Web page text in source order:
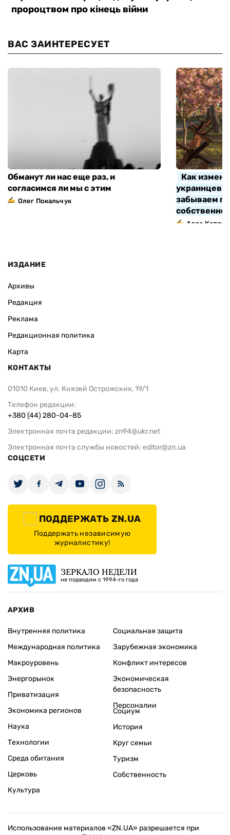
ВАС ЗАИНТЕРЕСУЕТ
Обманут ли нас еще раз, и
согласимся ли мы с этим
Олег Покальчук
Как
украинцев
забываем
Алла Котляр
ИЗДАНИЕ
Архивы
Редакция
Реклама
Редакционная политика
Карта
КОНТАКТЫ
01010 Киев, ул. Князей Острожских, 19/1
Телефон редакции:
+380 (44) 280-04-85
Электронная почта редакции: zn94@ukr.net
Электронная почта службы новостей: editor@zn.ua
СОЦСЕТИ
ПОДДЕРЖАТЬ ZN.UA
Поддержать независимую
журналистику!
ЗЕРКАЛО НЕДЕЛИ
не подводим с 1994-го года
АРХИВ
Внутренняя политика
Международная политика
Макроуровень
Энергорынок
Приватизация
Экономика регионов
Социальная защита
Зарубежная экономика
Конфликт интересов
Экономическая
безопасность
Персоналии
Наука
Технологии
Среда обитания
Церковь
Культура
Социум
История
Круг семьи
Туризм
Собственность
Использование материалов «ZN.UA» разрешается при